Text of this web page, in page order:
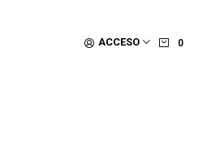
ACCESO 0